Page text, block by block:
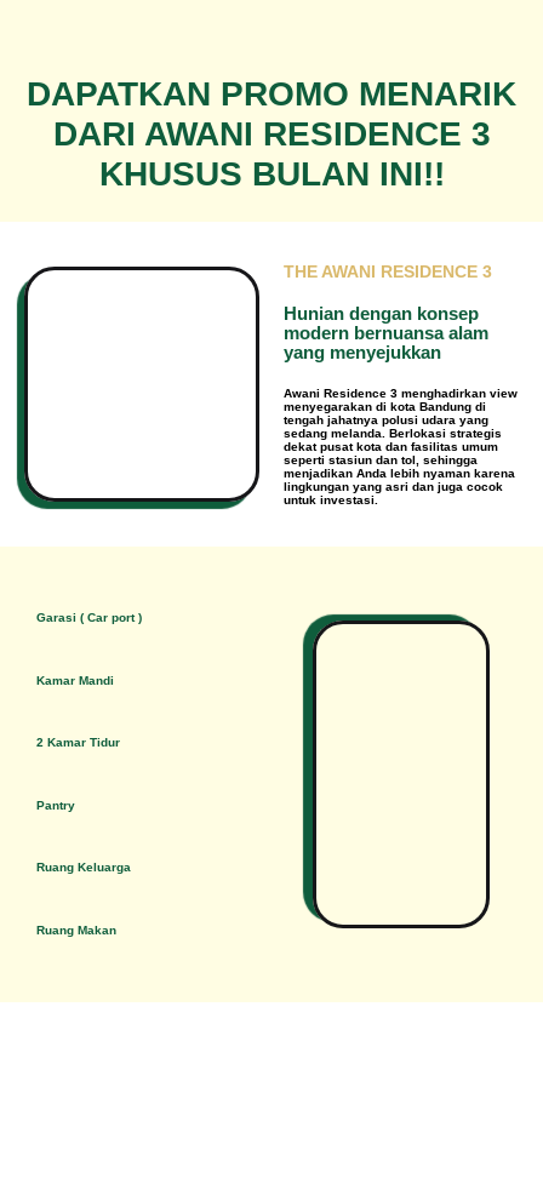
DAPATKAN PROMO MENARIK
DARI AWANI RESIDENCE 3
KHUSUS BULAN INI!!
THE AWANI RESIDENCE 3
Hunian dengan konsep
modern bernuansa alam
yang menyejukkan
Awani Residence 3 menghadirkan view
menyegarakan di kota Bandung di
tengah jahatnya polusi udara yang
sedang melanda. Berlokasi strategis
dekat pusat kota dan fasilitas umum
seperti stasiun dan tol, sehingga
menjadikan Anda lebih nyaman karena
lingkungan yang asri dan juga cocok
untuk investasi.
Garasi ( Car port )
Kamar Mandi
2 Kamar Tidur
Pantry
Ruang Keluarga
Ruang Makan